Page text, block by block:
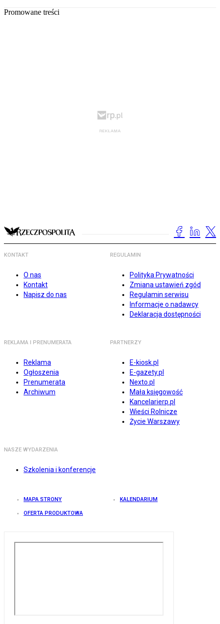
Promowane treści
KONTAKT
O nas
Kontakt
Napisz do nas
REGULAMIN
Polityka Prywatności
Zmiana ustawień zgód
Regulamin serwisu
Informacje o nadawcy
Deklaracja dostępności
REKLAMA I PRENUMERATA
Reklama
Ogłoszenia
Prenumerata
Archiwum
PARTNERZY
E-kiosk.pl
E-gazety.pl
Nexto.pl
Mała księgowość
Kancelarierp.pl
Wieści Rolnicze
Życie Warszawy
NASZE WYDARZENIA
Szkolenia i konferencje
MAPA STRONY KALENDARIUM
OFERTA PRODUKTOWA